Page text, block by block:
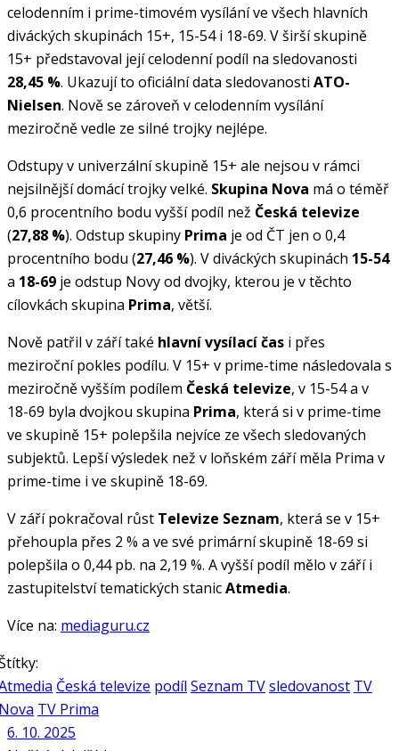
celodenním i prime-timovém vysílání ve všech hlavních
diváckých skupinách 15+, 15-54 i 18-69. V širší skupině
15+ představoval její celodenní podíl na sledovanosti
28,45 %. Ukazují to oficiální data sledovanosti ATO-
Nielsen. Nově se zároveň v celodenním vysílání
meziročně vedle ze silné trojky nejlépe.
Odstupy v univerzální skupině 15+ ale nejsou v rámci
nejsilnější domácí trojky velké. Skupina Nova má o téměř
0,6 procentního bodu vyšší podíl než Česká televize
(27,88 %). Odstup skupiny Prima je od ČT jen o 0,4
procentního bodu (27,46 %). V diváckých skupinách 15-54
a 18-69 je odstup Novy od dvojky, kterou je v těchto
cílovkách skupina Prima, větší.
Nově patřil v září také hlavní vysílací čas i přes
meziroční pokles podílu. V 15+ v prime-time následovala s
meziročně vyšším podílem Česká televize, v 15-54 a v
18-69 byla dvojkou skupina Prima, která si v prime-time
ve skupině 15+ polepšila nejvíce ze všech sledovaných
subjektů. Lepší výsledek než v loňském září měla Prima v
prime-time i ve skupině 18-69.
V září pokračoval růst Televize Seznam, která se v 15+
přehoupla přes 2 % a ve své primární skupině 18-69 si
polepšila o 0,44 pb. na 2,19 %. A vyšší podíl mělo v září i
zastupitelství tematických stanicAtmedia.
Více na: mediaguru.cz
Česká televize podíl Seznam TVsledovanost TV
TV Prima
6. 10. 2025